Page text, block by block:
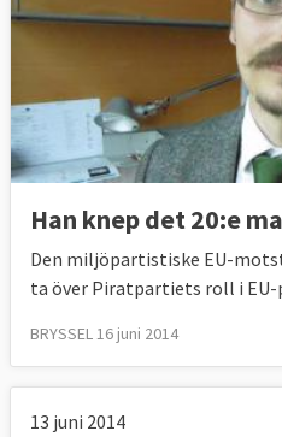
Han knep det 20:e
Den miljöpartistiske EU-
ta över Piratpartiets roll i
BRYSSEL 16 juni 2014
13 juni 2014